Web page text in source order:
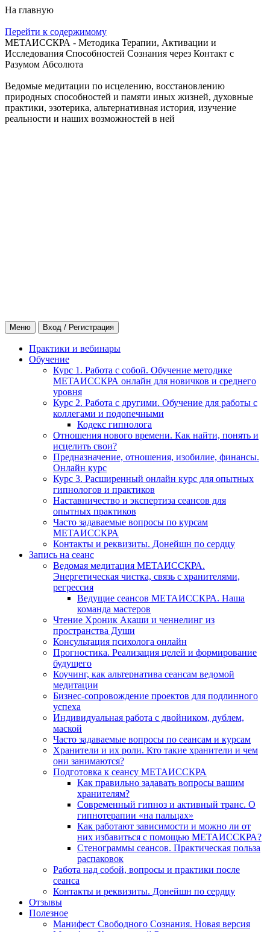
На главную
Перейти к содержимому
МЕТАИССКРА - Методика Терапии, Активации и
Исследования Способностей Сознания через Контакт с
Разумом Абсолюта
Ведомые медитации по исцелению, восстановлению
природных способностей и памяти иных жизней, духовные
практики, эзотерика, альтернативная история, изучение
реальности и наших возможностей в ней
Меню Вход / Регистрация
Практики и вебинары
Обучение
Курс 1. Работа с собой. Обучение методике
МЕТАИССКРА онлайн для новичков и среднего
уровня
Курс 2. Работа с другими. Обучение для работы с
коллегами и подопечными
Кодекс гипнолога
Отношения нового времени. Как найти, понять и
исцелить свои?
Предназначение, отношения, изобилие, финансы.
Онлайн курс
Курс 3. Расширенный онлайн курс для опытных
гипнологов и практиков
Наставничество и экспертиза сеансов для
опытных практиков
Часто задаваемые вопросы по курсам
МЕТАИССКРА
Контакты и реквизиты. Донейшн по сердцу
Запись на сеанс
Ведомая медитация МЕТАИССКРА.
Энергетическая чистка, связь с хранителями,
регрессия
Ведущие сеансов МЕТАИССКРА. Наша
команда мастеров
Чтение Хроник Акаши и ченнелинг из
пространства Души
Консультация психолога онлайн
Прогностика. Реализация целей и формирование
будущего
Коучинг, как альтернатива сеансам ведомой
медитации
Бизнес-сопровождение проектов для подлинного
успеха
Индивидуальная работа с двойником, дублем,
маской
Часто задаваемые вопросы по сеансам и курсам
Хранители и их роли. Кто такие хранители и чем
они занимаются?
Подготовка к сеансу МЕТАИССКРА
Как правильно задавать вопросы вашим
хранителям?
Современный гипноз и активный транс. О
гипнотерапии «на пальцах»
Как работают зависимости и можно ли от
них избавиться с помощью МЕТАИССКРА?
Стенограммы сеансов. Практическая польза
распаковок
Работа над собой, вопросы и практики после
сеанса
Контакты и реквизиты. Донейшн по сердцу
Отзывы
Полезное
Манифест Свободного Сознания. Новая версия